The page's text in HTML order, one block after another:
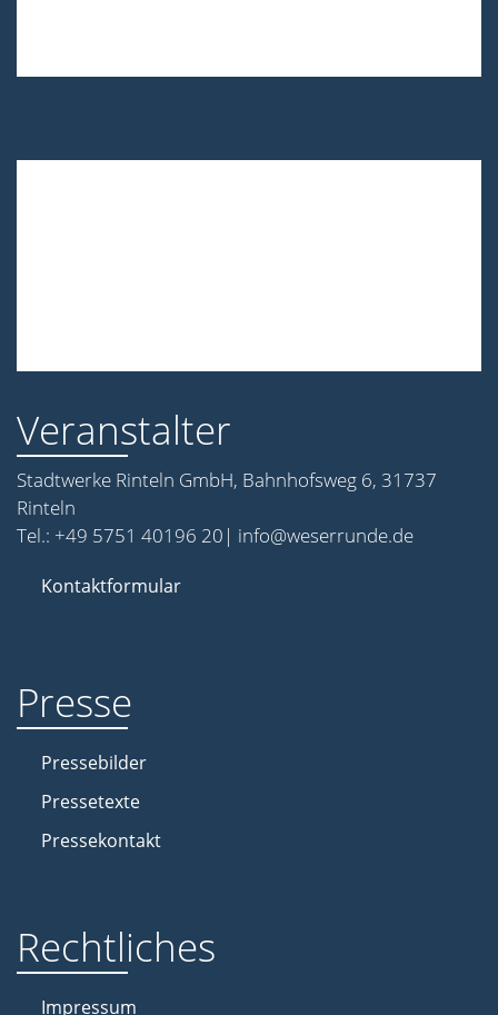
Veranstalter
Stadtwerke Rinteln GmbH, Bahnhofsweg 6, 31737
Rinteln
Tel.: +49 5751 40196 20| info@weserrunde.de
Kontaktformular
Presse
Pressebilder
Pressetexte
Pressekontakt
Rechtliches
Impressum